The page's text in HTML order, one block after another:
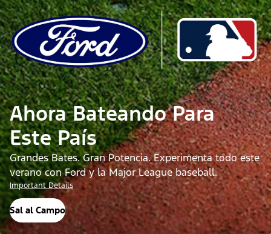
Ahora Bateando Para
Este País
Grandes Bates. Gran Potencia. Experimenta todo este
verano con Ford y la Major League baseball.
Important Details
​​​​​​​Sal al Campo